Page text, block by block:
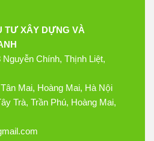
TƯ XÂY DỰNG VÀ
Chính, Thịnh Liệt,
Mai, Hoàng Mai, Hà Nội
Trà, Trần Phú, Hoàng Mai,